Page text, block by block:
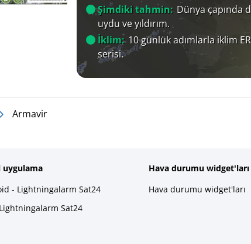
Şimdiki tahmin: Dünya çapında
uydu ve yıldırım.
İklim: 10 günlük adımlarla iklim
serisi.
Armavir
uygulama
- Lightningalarm Sat24
Sat24
Hava durumu widget'ları
Hava durumu widget'ları